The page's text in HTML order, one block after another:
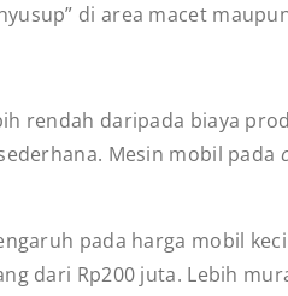
di area macet
rendah daripada biaya
Mesin mobil pada
pada harga mobil
dari Rp200 juta. Lebih